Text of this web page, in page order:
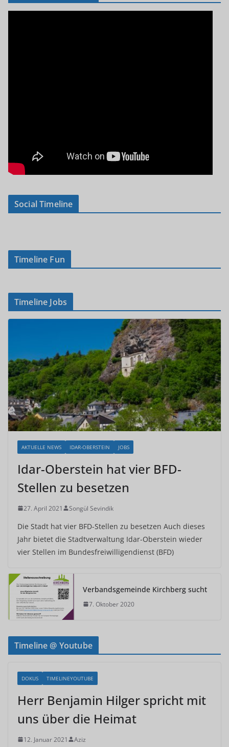
Social Timeline
Timeline Fun
Timeline Jobs
AKTUELLE NEWS IDAR-OBERSTEIN JOBS
Idar-Oberstein hat vier BFD-
Stellen zu besetzen
27. April 2021 Songül Sevindik
Die Stadt hat vier BFD-Stellen zu besetzen Auch dieses
Jahr bietet die Stadtverwaltung Idar-Oberstein wieder
vier Stellen im Bundesfreiwilligendienst (BFD)
Verbandsgemeinde Kirchberg sucht
7. Oktober 2020
Timeline @ Youtube
DOKUS TIMELINEYOUTUBE
Herr Benjamin Hilger spricht mit
uns über die Heimat
12. Januar 2021 Aziz